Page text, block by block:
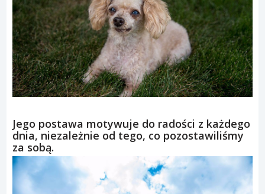
Jego postawa motywuje do radości z każdego
dnia, niezależnie od tego, co pozostawiliśmy
za sobą.